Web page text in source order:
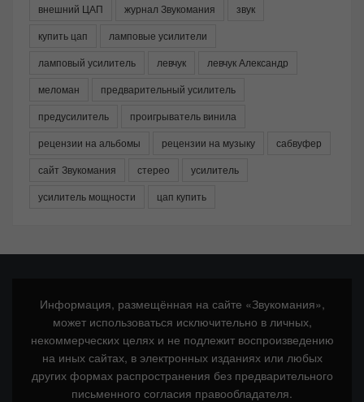
внешний ЦАП
журнал Звукомания
звук
купить цап
ламповые усилители
ламповый усилитель
левчук
левчук Александр
меломан
предварительный усилитель
предусилитель
проигрыватель винила
рецензии на альбомы
рецензии на музыку
сабвуфер
сайт Звукомания
стерео
усилитель
усилитель мощности
цап купить
Информация, размещённая на сайте «Звукомания»,
может использоваться исключительно в личных,
некоммерческих целях и не подлежит воспроизведению
на иных сайтах, в электронных изданиях или любых
других формах распространения без предварительного
письменного согласия правообладателя.